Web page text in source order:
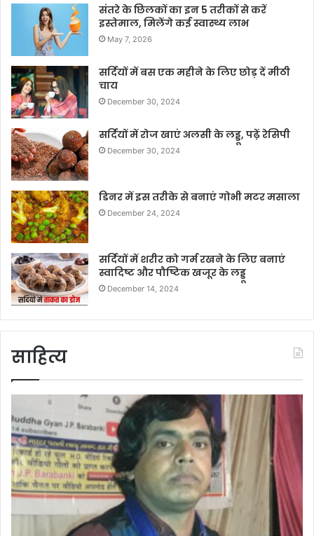
संतरे के छिलकों का इन 5 तरीकों से करें
इस्तेमाल, मिलेंगे कई स्वास्थ्य लाभ
May 7, 2026
सर्दियों में बस एक महीने के लिए छोड़ दें मीठी
चाय
December 30, 2024
सर्दियों में रोज खाएं अलसी के लड्डू, पढ़ें रेसिपी
December 30, 2024
डिनर में इस तरीके से बनाएं गोभी मटर मसाला
December 24, 2024
सर्दियों में शरीर को गर्म रखने के लिए बनाएं
स्वादिष्ट और पौष्टिक खजूर के लड्डू
December 14, 2024
साहित्य